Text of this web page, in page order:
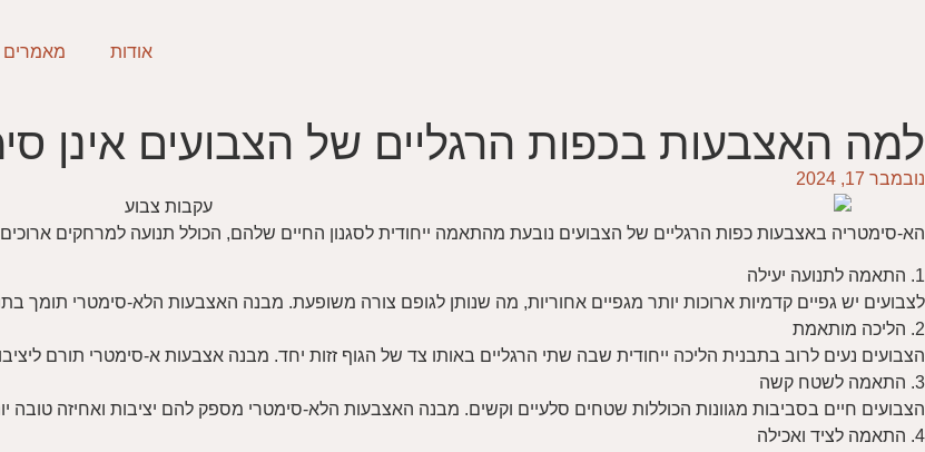
אודות מאמרים
למה האצבעות בכפות הרגליים של הצבועים אינן
נובמבר 17, 2024
הא-סימטריה באצבעות כפות הרגליים של הצבועים נובעת מהתאמה ייחודית לסגנון החיים שלהם, הכולל תנועה למרחקים
1. התאמה לתנועה יעילה
לצבועים יש גפיים קדמיות ארוכות יותר מגפיים אחוריות, מה שנותן לגופם צורה משופעת. מבנה האצבעות הלא-סימטרי תומך
2. הליכה מותאמת
הצבועים נעים לרוב בתבנית הליכה ייחודית שבה שתי הרגליים באותו צד של הגוף זזות יחד. מבנה אצבעות א-סימטרי תורם
3. התאמה לשטח קשה
הצבועים חיים בסביבות מגוונות הכוללות שטחים סלעיים וקשים. מבנה האצבעות הלא-סימטרי מספק להם יציבות ואחיזה טובה
4. התאמה לציד ואכילה